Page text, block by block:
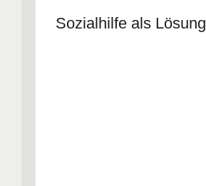
Sozialhilfe als Lösung